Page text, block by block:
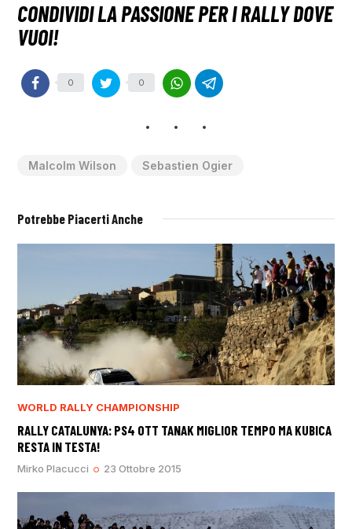
0 0
Malcolm Wilson Sebastien Ogier
Potrebbe Piacerti Anche
WORLD RALLY CHAMPIONSHIP
RALLY CATALUNYA: PS4 OTT TANAK MIGLIOR TEMPO MA KUBICA
RESTA IN TESTA!
Mirko Placucci 23 Ottobre 2015